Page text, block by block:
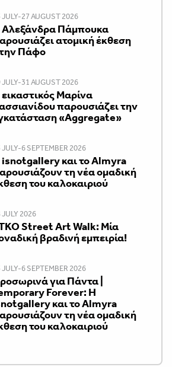
JULY-27 AUGUST 2026
Πάμπουκα
ατομική έκθεση
Πάφο
JULY-31 AUGUST 2026
Μαρίνα
παρουσιάζει την
«Aggregate»
JULY-6 SEPTEMBER 2026
και το Almyra
τη νέα ομαδική
του καλοκαιριού
JULY 2026
Street Art Walk: Μία
βραδινή εμπειρία!
JULY-6 SEPTEMBER 2026
για Πάντα |
Forever: Η
και το Almyra
τη νέα ομαδική
του καλοκαιριού